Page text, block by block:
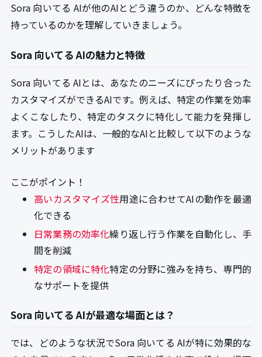
Sora 向いてる AIが他のAIとどう違うのか、どんな特徴を
持っているのかを理解していきましょう。
Sora 向いてる AIの魅力と特徴
Sora 向いてる AIとは、あなたのニーズにぴったり合った
カスタマイズができるAIです。例えば、特定の作業を効率
よくこなしたり、特定のタスクに特化して能力を発揮し
ます。こうしたAIは、一般的なAIと比較して以下のような
メリットがあります
ここがポイント！
高いカスタマイズ性用途に合わせてAIの動作を最適
化できる
日常業務の効率化繰り返し行う作業を自動化し、手
間を削減
特定の領域に特化特定の分野に強みを持ち、専門的
なサポートを提供
Sora 向いてる AIが最適な場面とは？
では、どのような状況でSora 向いてる AIが特に効果的な